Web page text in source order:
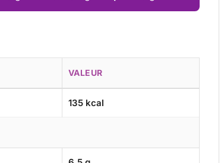
VALEUR
135 kcal